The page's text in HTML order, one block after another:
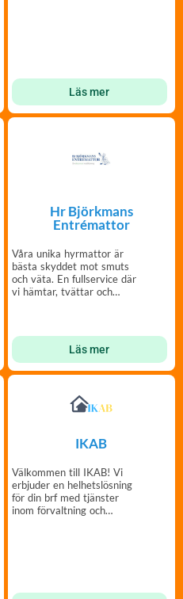
Läs mer
Hr Björkmans
Entrémattor
Våra unika hyrmattor är
bästa skyddet mot smuts
och väta. En fullservice där
vi hämtar, tvättar och
Läs mer
IKAB
Välkommen till IKAB! Vi
erbjuder en helhetslösning
för din brf med tjänster
inom förvaltning och